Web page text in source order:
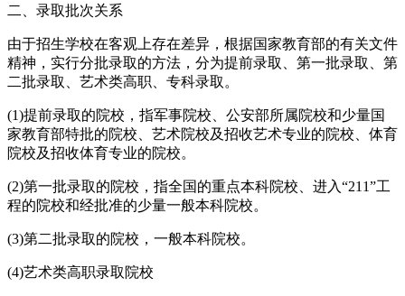
二、录取批次关系
由于招生学校在客观上存在差异，根据国家教育部的有关文件
精神，实行分批录取的方法，分为提前录取、第一批录取、第
二批录取、艺术类高职、专科录取。
(1)提前录取的院校，指军事院校、公安部所属院校和少量国
家教育部特批的院校、艺术院校及招收艺术专业的院校、体育
院校及招收体育专业的院校。
(2)第一批录取的院校，指全国的重点本科院校、进入“211”工
程的院校和经批准的少量一般本科院校。
(3)第二批录取的院校，一般本科院校。
(4)艺术类高职录取院校